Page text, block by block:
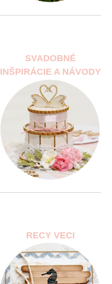
SVADOBNÉ
INŠPIRÁCIE A NÁVODY
RECY VECI